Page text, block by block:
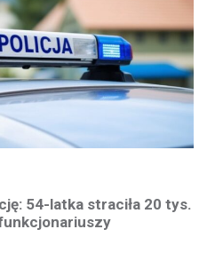
54-latka straciła 20 tys.
funkcjonariuszy